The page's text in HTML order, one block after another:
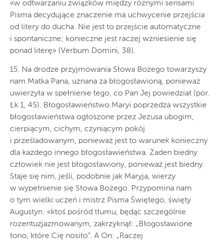
«w odtwarzaniu związków między różnymi sensami
Pisma decydujące znaczenie ma uchwycenie przejścia
od litery do ducha. Nie jest to przejście automatyczne
i spontaniczne; konieczne jest raczej wzniesienie się
ponad literę» (Verbum Domini, 38).
15. Na drodze przyjmowania Słowa Bożego towarzyszy
nam Matka Pana, uznana za błogosławioną, ponieważ
uwierzyła w spełnienie tego, co Pan Jej powiedział (por.
Łk 1, 45). Błogosławieństwo Maryi poprzedza wszystkie
błogosławieństwa ogłoszone przez Jezusa ubogim,
cierpiącym, cichym, czyniącym pokój
i prześladowanym, ponieważ jest to warunek konieczny
dla każdego innego błogosławieństwa. Żaden biedny
człowiek nie jest błogosławiony, ponieważ jest biedny.
Staje się nim, jeśli, podobnie jak Maryja, wierzy
w wypełnienie się Słowa Bożego. Przypomina nam
o tym wielki uczeń i mistrz Pisma Świętego, święty
Augustyn: «ktoś pośród tłumu, będąc szczególnie
rozentuzjazmowanym, zakrzyknął: „Błogosławione
łono, które Cię nosiło”. A On: „Raczej